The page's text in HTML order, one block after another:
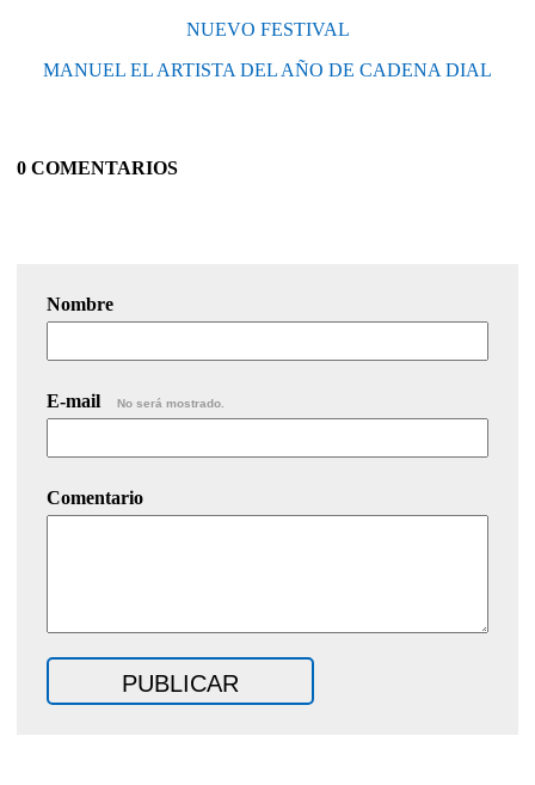
NUEVO FESTIVAL
MANUEL EL ARTISTA DEL AÑO DE CADENA DIAL
0 COMENTARIOS
Nombre
E-mail No será mostrado.
Comentario